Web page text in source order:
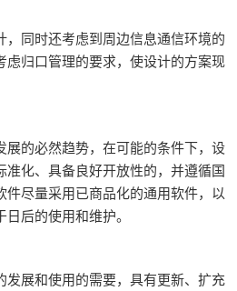
，同时还考虑到周边信息通信环境的
虑归口管理的要求，使设计的方案现
展的必然趋势，在可能的条件下，设
化、具备良好开放性的，并遵循国
尽量采用已商品化的通用软件，以
后的使用和维护。
发展和使用的需要，具有更新、扩充